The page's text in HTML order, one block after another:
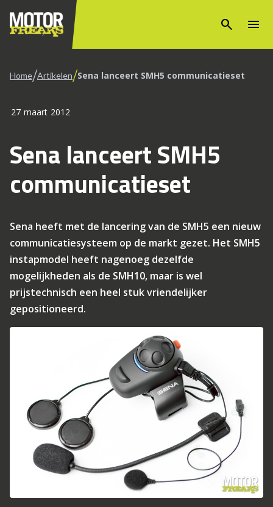
search menu
Home/Artikelen/Sena lanceert SMH5 communicatieset
27 maart 2012
Sena lanceert SMH5
communicatieset
Sena heeft met de lancering van de SMH5 een nieuw
communicatiesysteem op de markt gezet. Het SMH5
instapmodel heeft nagenoeg dezelfde
mogelijkheden als de SMH10, maar is wel
prijstechnisch een heel stuk vriendelijker
gepositioneerd.